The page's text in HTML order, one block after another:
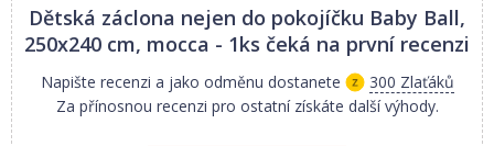
1. Jakost.
Dětská záclona nejen do pokojíčku Baby Ball,
250x240 cm, mocca - 1ks čeká na první recenzi
Napište recenzi a jako odměnu dostanete
300 Zlaťáků
Za přínosnou recenzi pro ostatní získáte další výhody.